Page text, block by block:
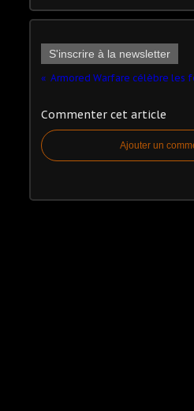
S'inscrire à la newsletter
Commenter cet article
Ajouter un